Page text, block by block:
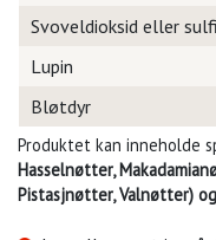
Svoveldioksid eller
Lupin
Bløtdyr
Produktet kan inneholde
Hasselnøtter,
Pistasjnøtter, Valnøtter)